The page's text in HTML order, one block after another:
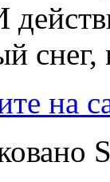
на